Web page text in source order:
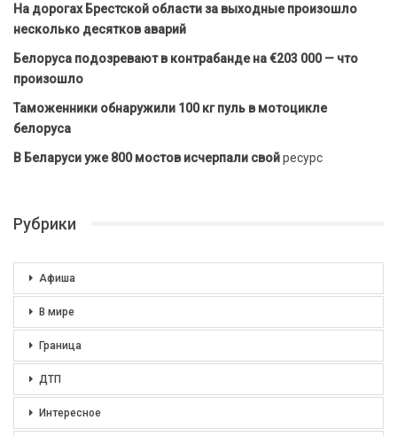
На дорогах Брестской области за выходные произошло
несколько десятков аварий
Белоруса подозревают в контрабанде на €203 000 — что
произошло
Таможенники обнаружили 100 кг пуль в мотоцикле
белоруса
В Беларуси уже 800 мостов исчерпали свойресурс
Рубрики
Афиша
В мире
Граница
ДТП
Интересное